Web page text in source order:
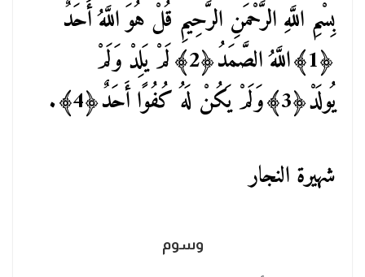
بِسْمِ اللَّهِ الرَّحْمَنِ الرَّحِيمِ قُلْ هُوَ اللَّهُ أَحَدٌ
﴿1﴾اللَّهُ الصَّمَدُ﴿2﴾لَمْ يَلِدْ وَلَمْ
يُولَدْ﴿3﴾وَلَمْ يَكُنْ لَهُ كُفُوًا أَحَدٌ﴿4﴾.
شهيرة النجار
وسوم